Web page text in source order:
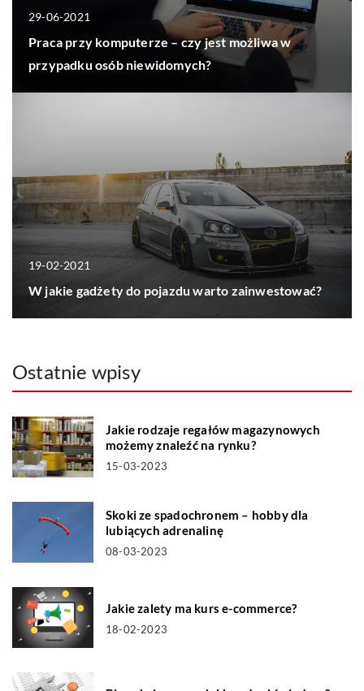
29-06-2021
Praca przy komputerze – czy jest możliwa w
przypadku osób niewidomych?
19-02-2021
W jakie gadżety do pojazdu warto zainwestować?
Ostatnie wpisy
Jakie rodzaje regałów magazynowych
możemy znaleźć na rynku?
15-03-2023
Skoki ze spadochronem – hobby dla
lubiących adrenalinę
08-03-2023
Jakie zalety ma kurs e-commerce?
18-02-2023